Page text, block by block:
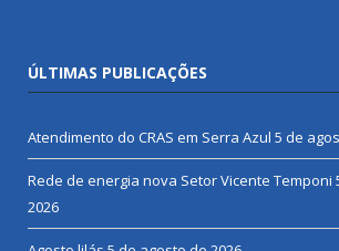
ÚLTIMAS PUBLICAÇÕES
Atendimento do CRAS em Serra Azul 5 de
Rede de energia nova Setor Vicente Temponi
2026